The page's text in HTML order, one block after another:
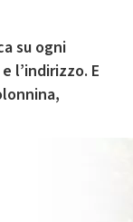
su ogni
l’indirizzo. E